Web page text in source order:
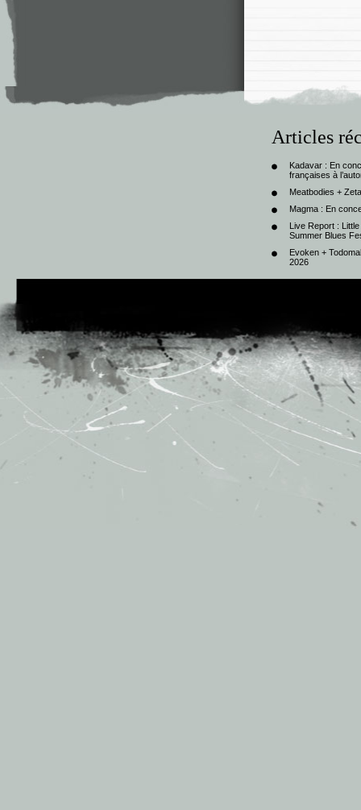
Articles
Kadavar : En
françaises à
Meatbodies +
Magma : En
Live Report :
Summer Blues
Evoken +
2026